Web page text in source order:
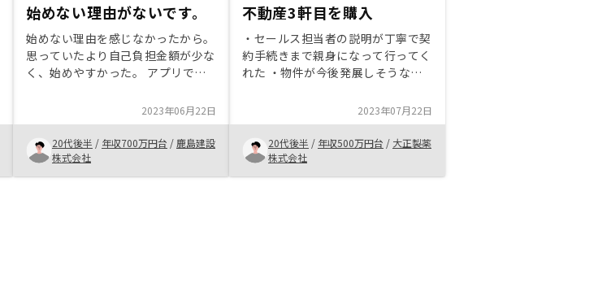
始めない理由がないです。
始めない理由を感じなかったから。
思っていたより自己負担金額が少な
く、始めやすかった。 アプリで管
ていたとしても、管理するのが簡単
にできる。 一度話を聞くだけでも
聞いてみて欲しい。
2023年06月22日
20代後半 / 年収700万円台 / 鹿島建設
株式会社
不動産3軒目を購入
・セールス担当者の説明が丁寧で契
約手続きまで親身になって行ってく
れた ・物件が今後発展しそうな地
くことで不動産投資に興味がなくて
も投資について考える機会となるた
め、ぜひ一度話を聞くといいと思う
2023年07月22日
20代後半 / 年収500万円台 / 大正製薬
株式会社